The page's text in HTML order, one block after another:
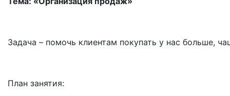
Задача – помочь клиентам покупать у нас больше,
План занятия: